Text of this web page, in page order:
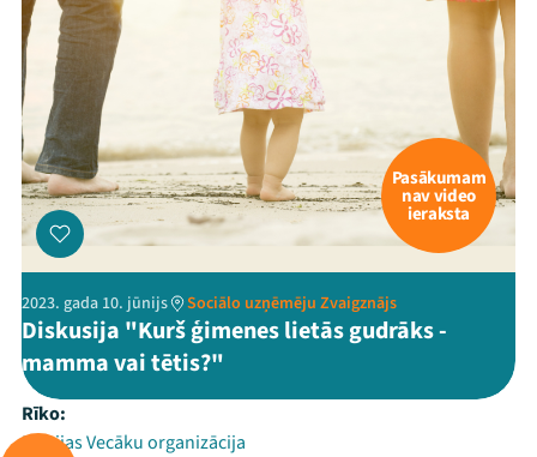
Pasākumam
nav video
ieraksta
2023. gada 10. jūnijs Sociālo uzņēmēju Zvaigznājs
Diskusija "Kurš ģimenes lietās gudrāks -
mamma vai tētis?"
Rīko:
Latvijas Vecāku organizācija